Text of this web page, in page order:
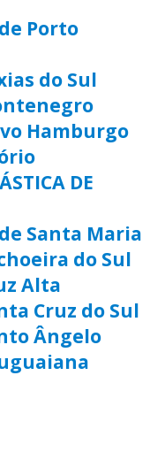
Porto
do Sul
Hamburgo
DE
Santa Maria
do Sul
Alta
Cruz do Sul
Ângelo